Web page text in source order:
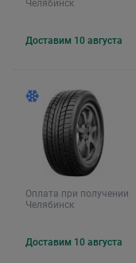
Челябинск
Доставим 10 августа
Оплата при получении
Челябинск
Доставим 10 августа